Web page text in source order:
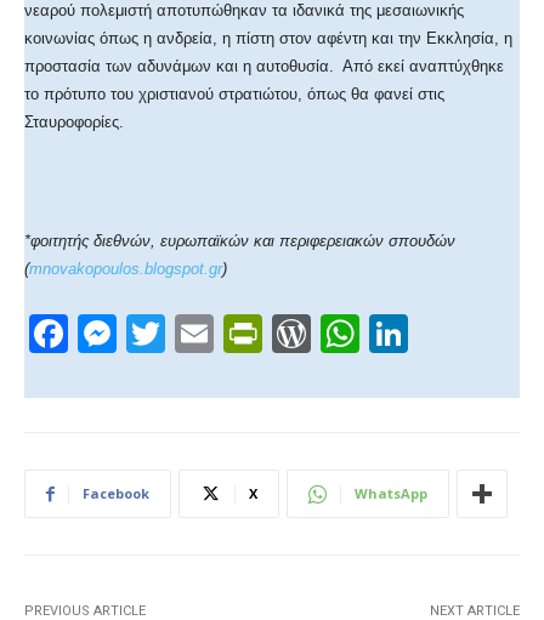
νεαρού πολεμιστή αποτυπώθηκαν τα ιδανικά της μεσαιωνικής
κοινωνίας όπως η ανδρεία, η πίστη στον αφέντη και την Εκκλησία, η
προστασία των αδυνάμων και η αυτοθυσία. Από εκεί αναπτύχθηκε
το πρότυπο του χριστιανού στρατιώτου, όπως θα φανεί στις
Σταυροφορίες.
*φοιτητής διεθνών, ευρωπαϊκών και περιφερειακών σπουδών
(mnovakopoulos.blogspot.gr)
F
c
b
k
M
ss
n
T
tt
E
ail
Pr
tF
W
d
e
W
at
A
k
dI
Facebook X WhatsApp
PREVIOUS ARTICLE NEXT ARTICLE